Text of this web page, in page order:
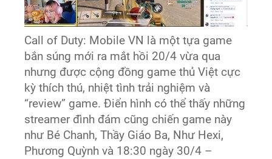
Call of Duty: Mobile VN là một tựa game
bắn súng mới ra mắt hồi 20/4 vừa qua
nhưng được cộng đồng game thủ Việt cực
kỳ thích thú, nhiệt tình trải nghiệm và
“review” game. Điển hình có thể thấy những
streamer đình đám cũng chiến game này
như Bé Chanh, Thầy Giáo Ba, Như Hexi,
Phương Quỳnh và 18:30 ngày 30/4 –